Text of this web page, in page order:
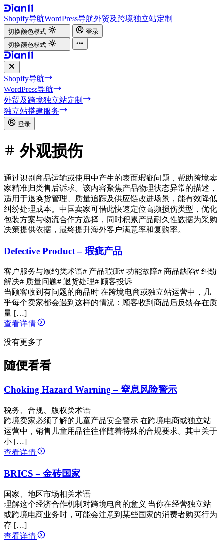
Shopify导航WordPress导航外贸及跨境独立站定制
切换颜色模式
登录
切换颜色模式
Shopify导航
WordPress导航
外贸及跨境独立站定制
独立站搭建服务
登录
外观损伤
通过识别商品运输或使用中产生的表面瑕疵问题，帮助跨境卖
家精准归类售后诉求。该内容聚焦产品物理状态异常的描述，
适用于退换货管理、质量追踪及供应链改进场景，能有效降低
纠纷处理成本。中国卖家可借此快速定位高频损伤类型，优化
包装方案与物流合作方选择，同时积累产品耐久性数据为采购
决策提供依据，最终提升海外客户满意率和复购率。
Defective Product – 瑕疵产品
客户服务与履约类术语# 产品瑕疵# 功能故障# 商品缺陷# 纠纷
解决# 质量问题# 退货处理# 顾客投诉
当顾客收到有问题的商品时 在跨境电商或独立站运营中，几
乎每个卖家都会遇到这样的情况：顾客收到商品后反馈存在质
量 […]
查看详情
没有更多了
随便看看
Choking Hazard Warning – 窒息风险警示
税务、合规、版权类术语
跨境卖家必须了解的儿童产品安全警示 在跨境电商或独立站
运营中，销售儿童用品往往伴随着特殊的合规要求。其中关于
小 […]
查看详情
BRICS – 金砖国家
国家、地区市场相关术语
理解这个经济合作机制对跨境电商的意义 当你在经营独立站
或跨境电商业务时，可能会注意到某些国家的消费者购买行为
存 […]
查看详情